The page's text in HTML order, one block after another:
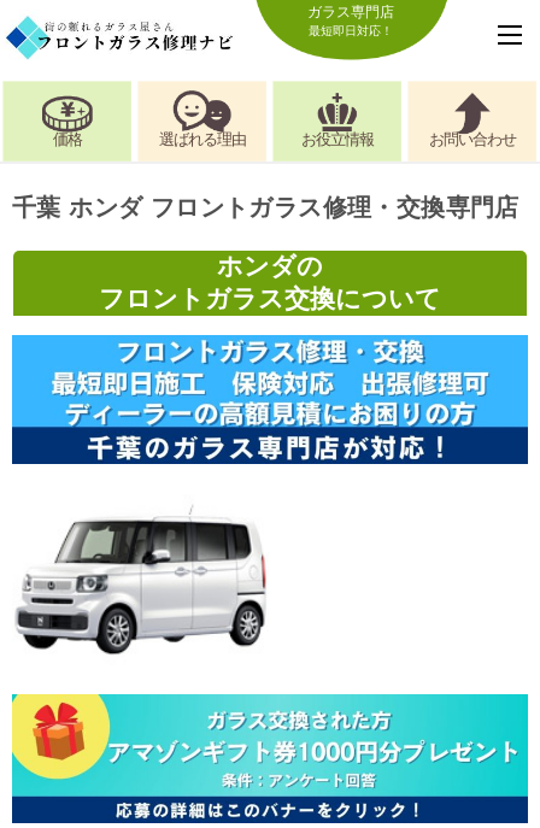
ガラス専門店
最短即日対応！
価格 選ばれる理由 お役立情報 お問い合わせ
千葉 ホンダ フロントガラス修理・交換専門店
ホンダの
フロントガラス交換について